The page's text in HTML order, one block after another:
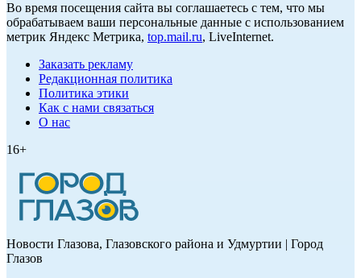
Во время посещения сайта вы соглашаетесь с тем, что мы
обрабатываем ваши персональные данные с использованием
метрик Яндекс Метрика, top.mail.ru, LiveInternet.
Заказать рекламу
Редакционная политика
Политика этики
Как с нами связаться
О нас
16+
Новости Глазова, Глазовского района и Удмуртии | Город
Глазов